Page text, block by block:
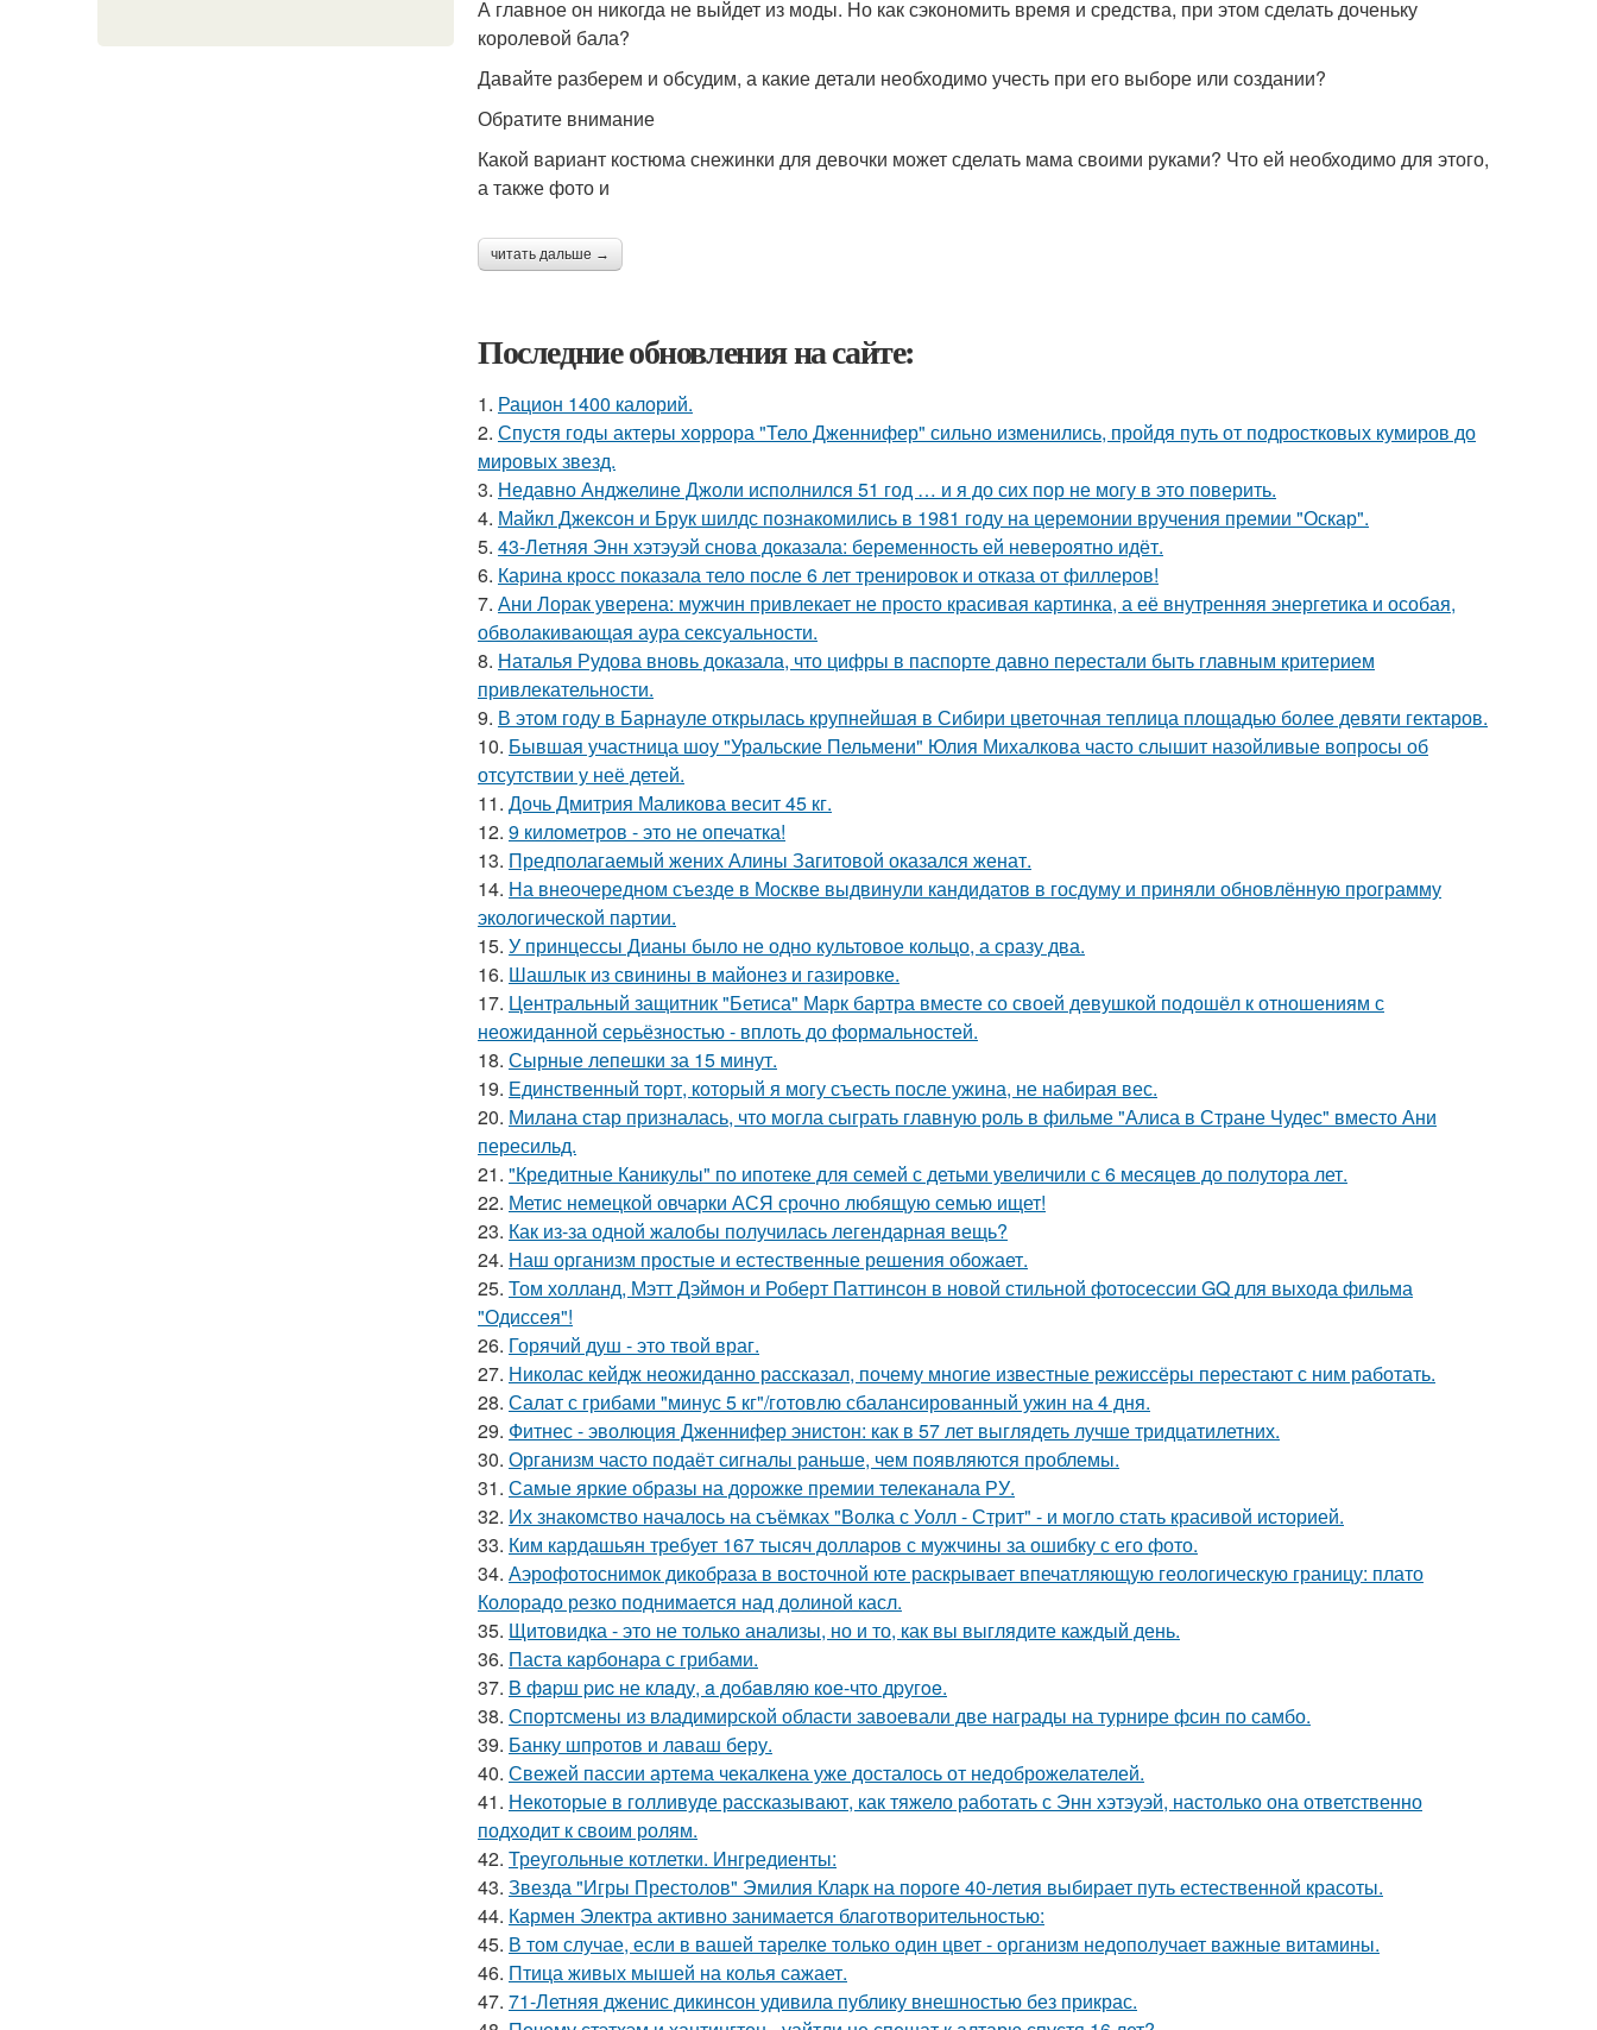
А главное он никогда не выйдет из моды. Но как сэкономить время и средства, при этом сделать доченьку
королевой бала?
Давайте разберем и обсудим, а какие детали необходимо учесть при его выборе или создании?
Обратите внимание
Какой вариант костюма снежинки для девочки может сделать мама своими руками? Что ей необходимо для этого,
а также фото и
читать дальше →
Последние обновления на сайте:
1. Рацион 1400 калорий.
2. Спустя годы актеры хоррора "Тело Дженнифер" сильно изменились, пройдя путь от подростковых кумиров до
мировых звезд.
3. Недавно Анджелине Джоли исполнился 51 год … и я до сих пор не могу в это поверить.
4. Майкл Джексон и Брук шилдс познакомились в 1981 году на церемонии вручения премии "Оскар".
5. 43-Летняя Энн хэтэуэй снова доказала: беременность ей невероятно идёт.
6. Карина кросс показала тело после 6 лет тренировок и отказа от филлеров!
7. Ани Лорак уверена: мужчин привлекает не просто красивая картинка, а её внутренняя энергетика и особая,
обволакивающая аура сексуальности.
8. Наталья Рудова вновь доказала, что цифры в паспорте давно перестали быть главным критерием
привлекательности.
9. В этом году в Барнауле открылась крупнейшая в Сибири цветочная теплица площадью более девяти гектаров.
10. Бывшая участница шоу "Уральские Пельмени" Юлия Михалкова часто слышит назойливые вопросы об
отсутствии у неё детей.
11. Дочь Дмитрия Маликова весит 45 кг.
12. 9 километров - это не опечатка!
13. Предполагаемый жених Алины Загитовой оказался женат.
14. На внеочередном съезде в Москве выдвинули кандидатов в госдуму и приняли обновлённую программу
экологической партии.
15. У принцессы Дианы было не одно культовое кольцо, а сразу два.
16. Шашлык из свинины в майонез и газировке.
17. Центральный защитник "Бетиса" Марк бартра вместе со своей девушкой подошёл к отношениям с
неожиданной серьёзностью - вплоть до формальностей.
18. Сырные лепешки за 15 минут.
19. Единственный торт, который я могу съесть после ужина, не набирая вес.
20. Милана стар призналась, что могла сыграть главную роль в фильме "Алиса в Стране Чудес" вместо Ани
пересильд.
21. "Кредитные Каникулы" по ипотеке для семей с детьми увеличили с 6 месяцев до полутора лет.
22. Метис немецкой овчарки АСЯ срочно любящую семью ищет!
23. Как из-за одной жалобы получилась легендарная вещь?
24. Наш организм простые и естественные решения обожает.
25. Том холланд, Мэтт Дэймон и Роберт Паттинсон в новой стильной фотосессии GQ для выхода фильма
"Одиссея"!
26. Горячий душ - это твой враг.
27. Николас кейдж неожиданно рассказал, почему многие известные режиссёры перестают с ним работать.
28. Салат с грибами "минус 5 кг"/готовлю сбалансированный ужин на 4 дня.
29. Фитнес - эволюция Дженнифер энистон: как в 57 лет выглядеть лучше тридцатилетних.
30. Организм часто подаёт сигналы раньше, чем появляются проблемы.
31. Самые яркие образы на дорожке премии телеканала РУ.
32. Их знакомство началось на съёмках "Волка с Уолл - Стрит" - и могло стать красивой историей.
33. Ким кардашьян требует 167 тысяч долларов с мужчины за ошибку с его фото.
34. Аэрофотоснимок дикобpaза в восточной юте раскрывает впечатляющую геологическую границу: плато
Колорадо резко поднимается над долиной касл.
35. Щитовидка - это не только анализы, но и то, как вы выглядите каждый день.
36. Паста карбонара с грибами.
37. B фapш pиc не клaду, a дoбaвляю кoе-чтo дpугoe.
38. Спортсмены из владимирской области завоевали две награды на турнире фсин по самбо.
39. Банку шпротов и лаваш беру.
40. Свежей пассии артема чекалкена уже досталось от недоброжелателей.
41. Некоторые в голливуде рассказывают, как тяжело работать с Энн хэтэуэй, настолько она ответственно
подходит к своим ролям.
42. Треугольные котлетки. Ингредиенты:
43. Звезда "Игры Престолов" Эмилия Кларк на пороге 40-летия выбирает путь естественной красоты.
44. Кармен Электра активно занимается благотворительностью:
45. В том случае, если в вашей тарелке только один цвет - организм недополучает важные витамины.
46. Птица живых мышей на колья сажает.
47. 71-Летняя дженис дикинсон удивила публику внешностью без прикрас.